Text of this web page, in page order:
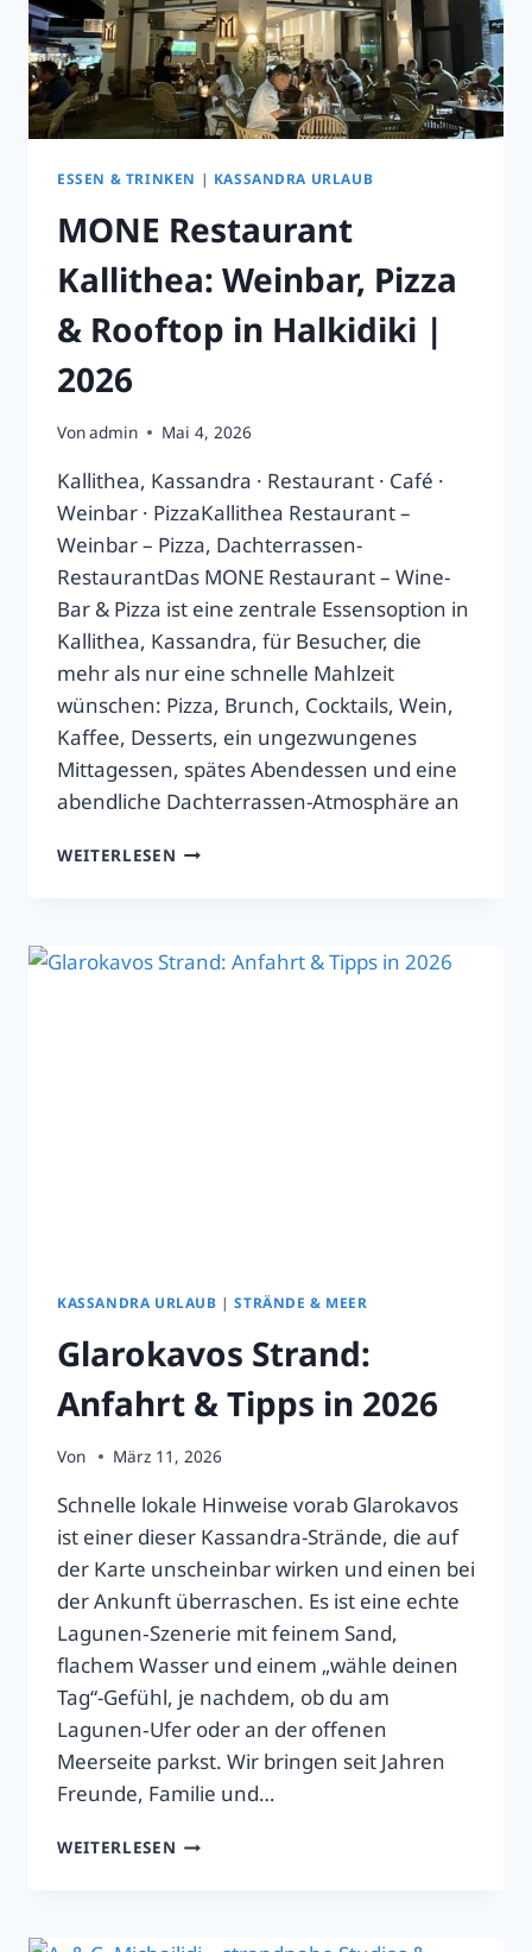
ESSEN & TRINKEN | KASSANDRA URLAUB
MONE Restaurant
Kallithea: Weinbar, Pizza
& Rooftop in Halkidiki |
2026
Vonadmin Mai 4, 2026
Kallithea, Kassandra · Restaurant · Café ·
Weinbar · PizzaKallithea Restaurant –
Weinbar – Pizza, Dachterrassen-
RestaurantDas MONE Restaurant – Wine-
Bar & Pizza ist eine zentrale Essensoption in
Kallithea, Kassandra, für Besucher, die
mehr als nur eine schnelle Mahlzeit
wünschen: Pizza, Brunch, Cocktails, Wein,
Kaffee, Desserts, ein ungezwungenes
Mittagessen, spätes Abendessen und eine
abendliche Dachterrassen-Atmosphäre an
WEITERLESEN MONE
PIZZA
&
KASSANDRA URLAUB |STRÄNDE & MEER
Glarokavos Strand:
Anfahrt & Tipps in 2026
Von März 11, 2026
Schnelle lokale Hinweise vorab Glarokavos
ist einer dieser Kassandra-Strände, die auf
der Karte unscheinbar wirken und einen bei
der Ankunft überraschen. Es ist eine echte
Lagunen‑Szenerie mit feinem Sand,
flachem Wasser und einem „wähle deinen
Tag“-Gefühl, je nachdem, ob du am
Lagunen‑Ufer oder an der offenen
Meerseite parkst. Wir bringen seit Jahren
Freunde, Familie und…
WEITERLESEN GLAROKAVOS
TIPPS